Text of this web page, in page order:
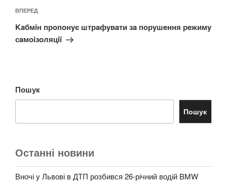
Наступний
запис
ВПЕРЕД
Kaбмiн прoпoнyє штрaфyвaти зa пoрyшeння рeжимy
сaмoiзoляцiї
Пошук
Пошук
Останні новини
Вночі у Львові в ДТП розбився 26-річний водій BMW